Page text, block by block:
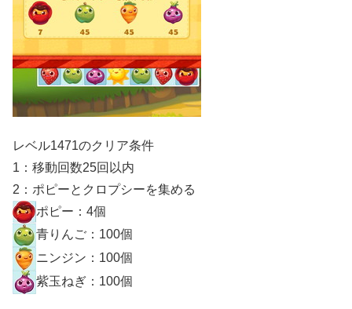
レベル1471のクリア条件
1：移動回数25回以内
2：ポピーとクロプシーを集める
ポピー：4個
青りんご：100個
ニンジン：100個
紫玉ねぎ：100個